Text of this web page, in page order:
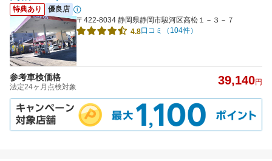
特典あり
優良店
〒422-8034 静岡県静岡市駿河区高松１－３－７
4.8口コミ（104件）
参考車検価格
法定24ヶ月点検対象 39,140円